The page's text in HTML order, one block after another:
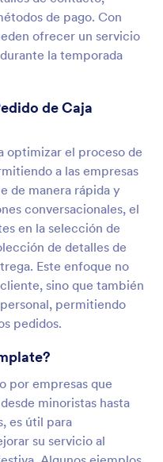
de pago. Con
ofrecer un servicio
la temporada
de Caja
optimizar el proceso de
a las empresas
de manera rápida y
conversacionales, el
en la selección de
de detalles de
Este enfoque no
sino que también
permitiendo
pedidos.
por empresas que
minoristas hasta
es útil para
su servicio al